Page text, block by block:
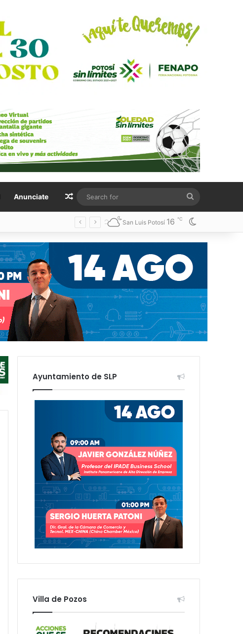
Anunciate Random Article
for
San Luis Potosí 16 ℃
Ayuntamiento de SLP
Villa de Pozos